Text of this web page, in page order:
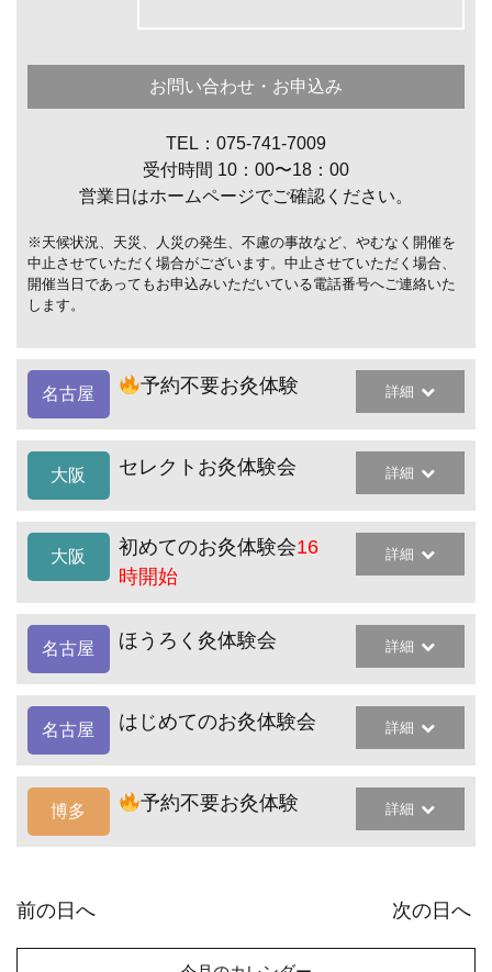
お問い合わせ・お申込み
TEL：075-741-7009
受付時間 10：00〜18：00
営業日はホームページでご確認ください。
※天候状況、天災、人災の発生、不慮の事故など、やむなく開催を
中止させていただく場合がございます。中止させていただく場合、
開催当日であってもお申込みいただいている電話番号へご連絡いた
します。
名古屋 予約不要お灸体験 詳細
大阪 セレクトお灸体験会 詳細
大阪 初めてのお灸体験会16
時開始
詳細
名古屋 ほうろく灸体験会 詳細
名古屋 はじめてのお灸体験会 詳細
博多 予約不要お灸体験 詳細
前の日へ 次の日へ